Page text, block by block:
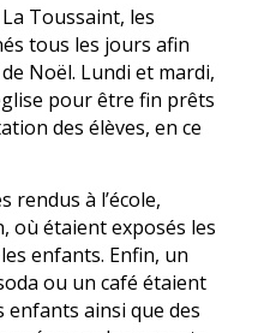
Toussaint, les
tous les jours afin
Noël. Lundi et mardi,
pour être fin prêts
des élèves, en ce
rendus à l’école,
où étaient exposés les
enfants. Enfin, un
ou un café étaient
ainsi que des